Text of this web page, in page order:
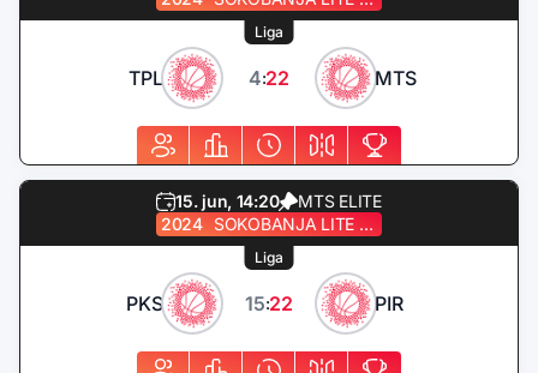
TPL 4:22 MTS
Liga
15. jun, 14:20
MTS ELITE
2024
SOKOBANJA LITE QUEST
PKS 15:22 PIR
Liga